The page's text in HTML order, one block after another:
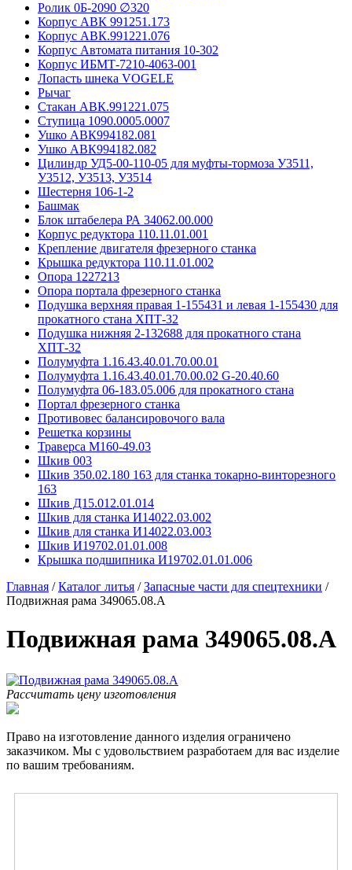
Ролик 0Б-2090 ∅320
Корпус АВК 991251.173
Корпус АВК.991221.076
Корпус Автомата питания 10-302
Корпус ИБМТ-7210-4063-001
Лопасть шнека VOGELE
Рычаг
Стакан АВК.991221.075
Ступица 1090.0005.0007
Ушко АВК994182.081
Ушко АВК994182.082
Цилиндр УД5-00-110-05 для муфты-тормоза У3511,
У3512, У3513, У3514
Шестерня 106-1-2
Башмак
Блок штабелера РА 34062.00.000
Корпус редуктора 110.11.01.001
Крепление двигателя фрезерного станка
Крышка редуктора 110.11.01.002
Опора 1227213
Опора портала фрезерного станка
Подушка верхняя правая 1-155431 и левая 1-155430 для
прокатного стана ХПТ-32
Подушка нижняя 2-132688 для прокатного стана
ХПТ-32
Полумуфта 1.16.43.40.01.70.00.01
Полумуфта 1.16.43.40.01.70.00.02 G-20.40.60
Полумуфта 06-183.05.006 для прокатного стана
Портал фрезерного станка
Противовес балансировочого вала
Решетка корзины
Траверса М160-49.03
Шкив 003
Шкив 350.02.180 163 для станка токарно-винторезного
163
Шкив Д15.012.01.014
Шкив для станка И14022.03.002
Шкив для станка И14022.03.003
Шкив И19702.01.01.008
Крышка подшипника И19702.01.01.006
Главная /Каталог литья /Запасные части для спецтехники /
Подвижная рама 349065.08.А
Подвижная рама 349065.08.А
Рассчитать цену изготовления
Право на изготовление данного изделия ограничено
заказчиком. Мы с удовольствием разработаем для вас изделие
по вашим требованиям.